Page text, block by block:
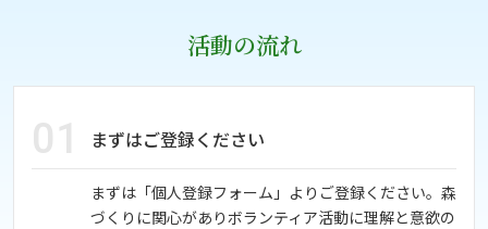
活動の流れ
01 まずはご登録ください
まずは「個人登録フォーム」よりご登録ください。森
づくりに関心がありボランティア活動に理解と意欲の